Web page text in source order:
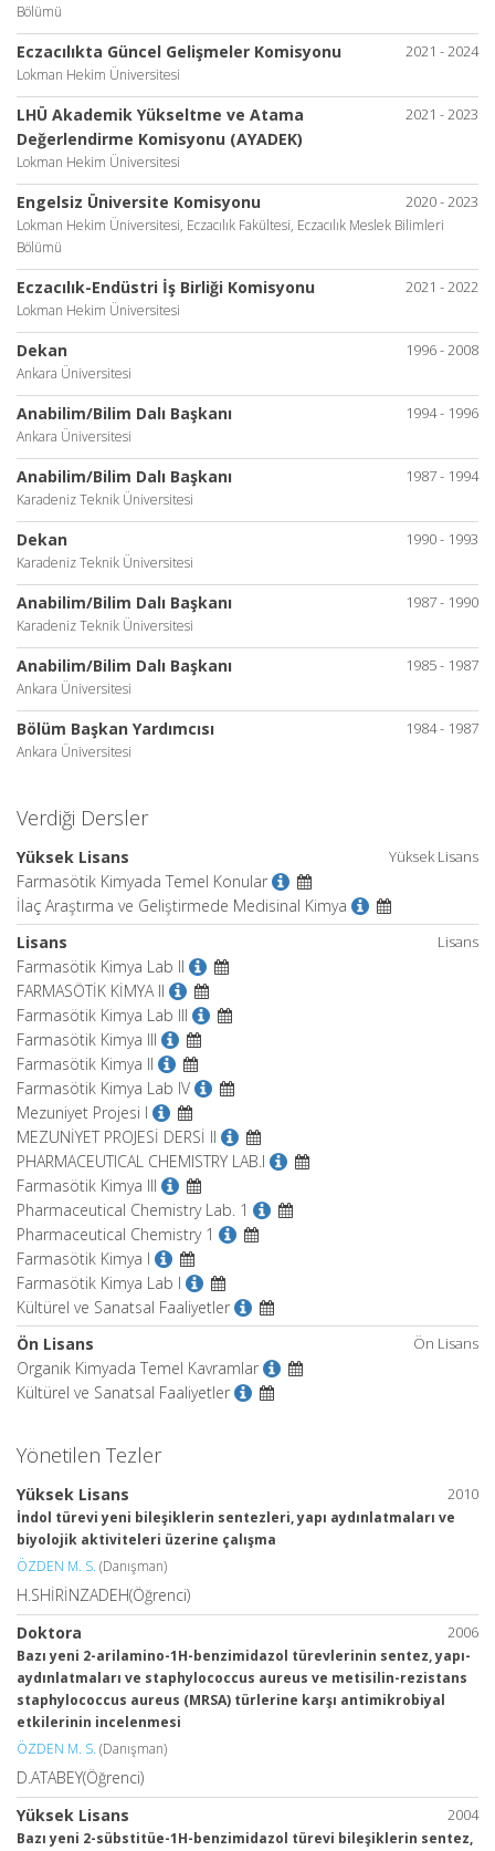
Bölümü
2021 - 2024
Eczacılıkta Güncel Gelişmeler Komisyonu
Lokman Hekim Üniversitesi
2021 - 2023
LHÜ Akademik Yükseltme ve Atama
Değerlendirme Komisyonu (AYADEK)
Lokman Hekim Üniversitesi
2020 - 2023
Engelsiz Üniversite Komisyonu
Lokman Hekim Üniversitesi, Eczacılık Fakültesi, Eczacılık Meslek Bilimleri
Bölümü
2021 - 2022
Eczacılık-Endüstri İş Birliği Komisyonu
Lokman Hekim Üniversitesi
1996 - 2008
Dekan
Ankara Üniversitesi
1994 - 1996
Anabilim/Bilim Dalı Başkanı
Ankara Üniversitesi
1987 - 1994
Anabilim/Bilim Dalı Başkanı
Karadeniz Teknik Üniversitesi
1990 - 1993
Dekan
Karadeniz Teknik Üniversitesi
1987 - 1990
Anabilim/Bilim Dalı Başkanı
Karadeniz Teknik Üniversitesi
1985 - 1987
Anabilim/Bilim Dalı Başkanı
Ankara Üniversitesi
1984 - 1987
Bölüm Başkan Yardımcısı
Ankara Üniversitesi
Verdiği Dersler
Yüksek Lisans
Yüksek Lisans
Farmasötik Kimyada Temel Konular
İlaç Araştırma ve Geliştirmede Medisinal Kimya
Lisans
Lisans
Farmasötik Kimya Lab II
FARMASÖTİK KİMYA II
Farmasötik Kimya Lab III
Farmasötik Kimya III
Farmasötik Kimya II
Farmasötik Kimya Lab IV
Mezuniyet Projesi I
MEZUNİYET PROJESİ DERSİ II
PHARMACEUTICAL CHEMISTRY LAB.I
Farmasötik Kimya III
Pharmaceutical Chemistry Lab. 1
Pharmaceutical Chemistry 1
Farmasötik Kimya I
Farmasötik Kimya Lab I
Kültürel ve Sanatsal Faaliyetler
Ön Lisans
Ön Lisans
Organik Kimyada Temel Kavramlar
Kültürel ve Sanatsal Faaliyetler
Yönetilen Tezler
2010
Yüksek Lisans
İndol türevi yeni bileşiklerin sentezleri, yapı aydınlatmaları ve
biyolojik aktiviteleri üzerine çalışma
ÖZDEN M. S. (Danışman)
H.SHİRİNZADEH(Öğrenci)
2006
Doktora
Bazı yeni 2-arilamino-1H-benzimidazol türevlerinin sentez, yapı-
aydınlatmaları ve staphylococcus aureus ve metisilin-rezistans
staphylococcus aureus (MRSA) türlerine karşı antimikrobiyal
etkilerinin incelenmesi
ÖZDEN M. S. (Danışman)
D.ATABEY(Öğrenci)
2004
Yüksek Lisans
Bazı yeni 2-sübstitüe-1H-benzimidazol türevi bileşiklerin sentez,